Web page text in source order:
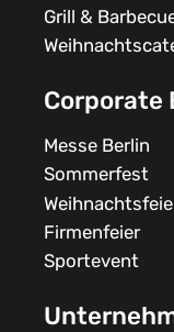
Grill &
Corporate
Messe Berlin
Sommerfest
Firmenfeier
Sportevent